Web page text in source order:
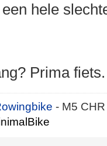
hele
Prima fiets.
- M5